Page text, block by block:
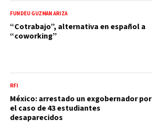
FUNDÉU GUZMÁN ARIZA
“Cotrabajo”, alternativa en español a
“coworking”
RFI
México: arrestado un exgobernador por
el caso de 43 estudiantes
desaparecidos